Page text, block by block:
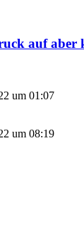
auf aber
um 01:07
um 08:19